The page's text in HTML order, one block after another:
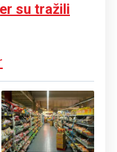
su tražili